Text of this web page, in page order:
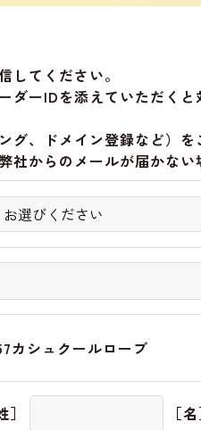
てください。
ーIDを添えていただくと
、ドメイン登録など）を
からのメールが届かない
カシュクールローブ
［名